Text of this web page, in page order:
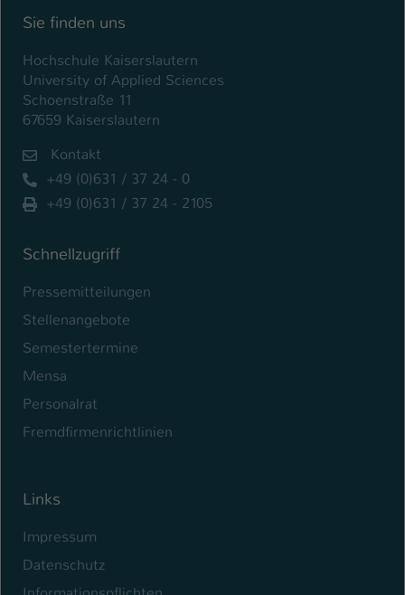
Sie finden uns
Hochschule Kaiserslautern
University of Applied Sciences
Schoenstraße 11
67659 Kaiserslautern
Kontakt
+49 (0)631 / 37 24 - 0
+49 (0)631 / 37 24 - 2105
Schnellzugriff
Pressemitteilungen
Stellenangebote
Semestertermine
Mensa
Personalrat
Fremdfirmenrichtlinien
Links
Impressum
Datenschutz